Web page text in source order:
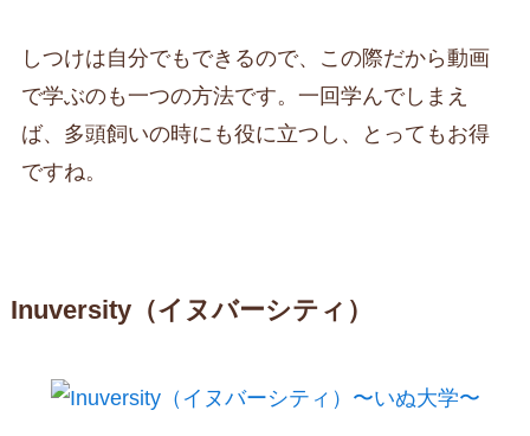
しつけは自分でもできるので、この際だから動画
で学ぶのも一つの方法です。一回学んでしまえ
ば、多頭飼いの時にも役に立つし、とってもお得
ですね。
Inuversity（イヌバーシティ）